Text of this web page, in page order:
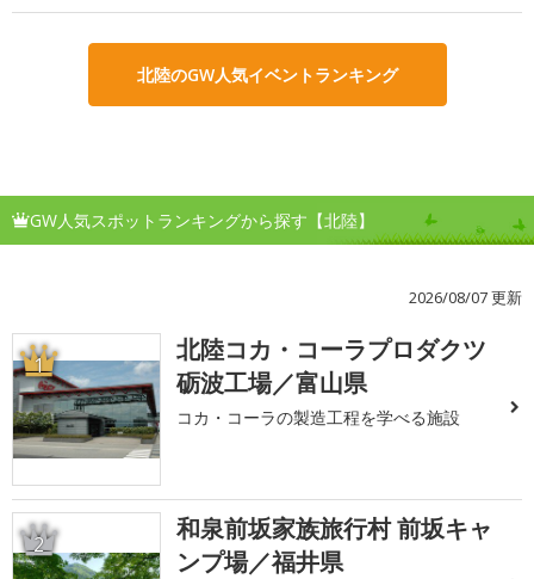
北陸のGW人気イベントランキング
GW人気スポットランキングから探す【北陸】
2026/08/07 更新
1
北陸コカ・コーラプロダクツ
砺波工場／富山県
コカ・コーラの製造工程を学べる施設
2
和泉前坂家族旅行村 前坂キャ
ンプ場／福井県